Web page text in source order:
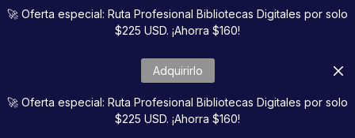
🚀 Oferta especial: Ruta Profesional Bibliotecas Digitales por solo
$225 USD. ¡Ahorra $160!
Adquirirlo
🚀 Oferta especial: Ruta Profesional Bibliotecas Digitales por solo
$225 USD. ¡Ahorra $160!
Ir